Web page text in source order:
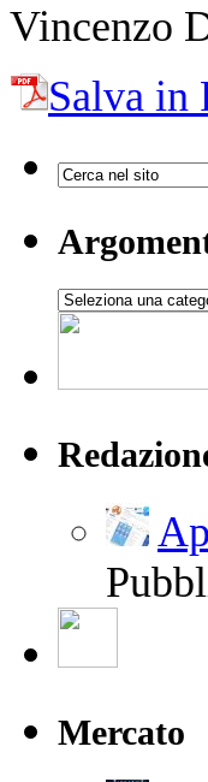
Vincenzo
Salva in
Argomenti
Mercato